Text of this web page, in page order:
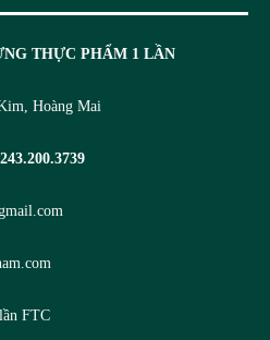
THỰC PHẨM 1 LẦN
Hoàng Mai
FTC